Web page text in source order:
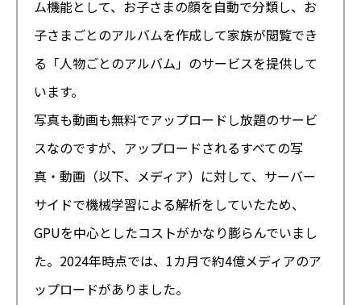
ム機能として、お子さまの顔を自動で分類し、お
子さまごとのアルバムを作成して家族が閲覧でき
る「人物ごとのアルバム」のサービスを提供して
います。
写真も動画も無料でアップロードし放題のサービ
スなのですが、アップロードされるすべての写
真・動画（以下、メディア）に対して、サーバー
サイドで機械学習による解析をしていたため、
GPUを中心としたコストがかなり膨らんでいまし
た。2024年時点では、1カ月で約4億メディアのア
ップロードがありました。